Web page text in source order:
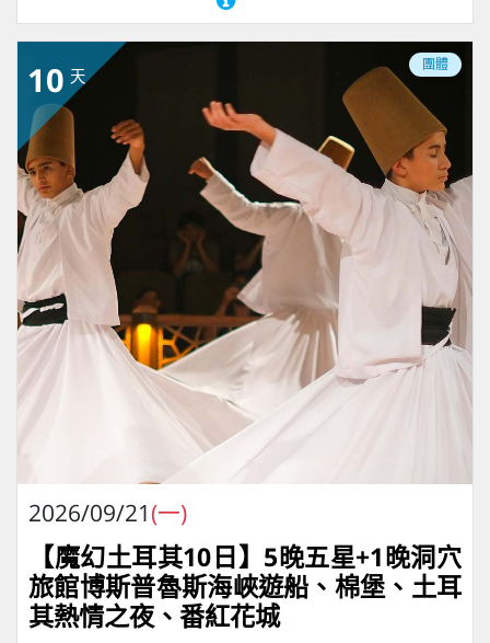
10 天
團體
2026/09/21(一)
【魔幻土耳其10日】5晚五星+1晚洞穴
旅館博斯普魯斯海峽遊船、棉堡、土耳
其熱情之夜、番紅花城